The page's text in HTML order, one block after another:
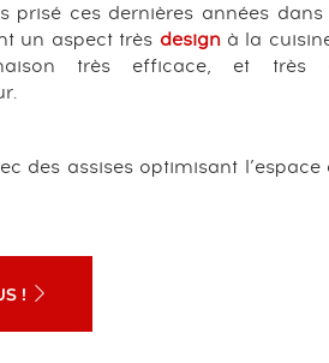
prisé ces dernières années dans
un aspect très designà la
très efficace, et très
des assises optimisant l’espace
!